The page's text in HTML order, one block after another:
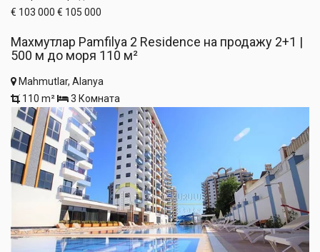
€ 103 000 € 105 000
Махмутлар Pamfilya 2 Residence на продажу 2+1 |
500 м до моря 110 м²
Mahmutlar, Alanya
110 m²
3 Комната